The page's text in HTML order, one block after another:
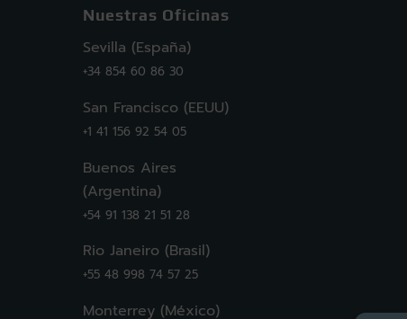
Nuestras Oficinas
Sevilla (España)
+34 854 60 86 30
San Francisco (EEUU)
+1 41 156 92 54 05
Buenos Aires
(Argentina)
+54 91 138 21 51 28
Rio Janeiro (Brasil)
+55 48 998 74 57 25
Monterrey (México)